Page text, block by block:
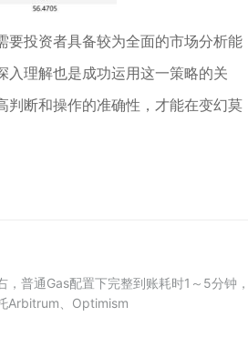
要投资者具备较为全面的市场分析能
入理解也是成功运用这一策略的关
判断和操作的准确性，才能在变幻莫
，普通Gas配置下完整到账耗时1～5分钟
Arbitrum、Optimism